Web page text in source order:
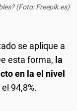
(Foto: Freepik.es)
se aplique a
esta forma, la
en la el nivel
94,8%.